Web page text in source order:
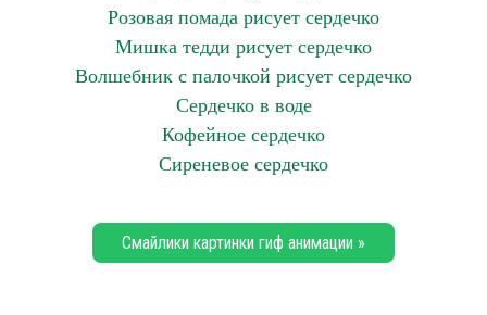
Розовая помада рисует сердечко
Мишка тедди рисует сердечко
Волшебник с палочкой рисует сердечко
Сердечко в воде
Кофейное сердечко
Сиреневое сердечко
Смайлики картинки гиф анимации »